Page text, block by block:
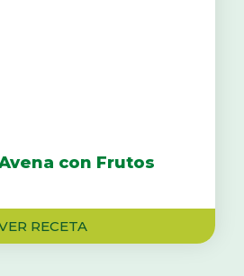
con Frutos
RECETA